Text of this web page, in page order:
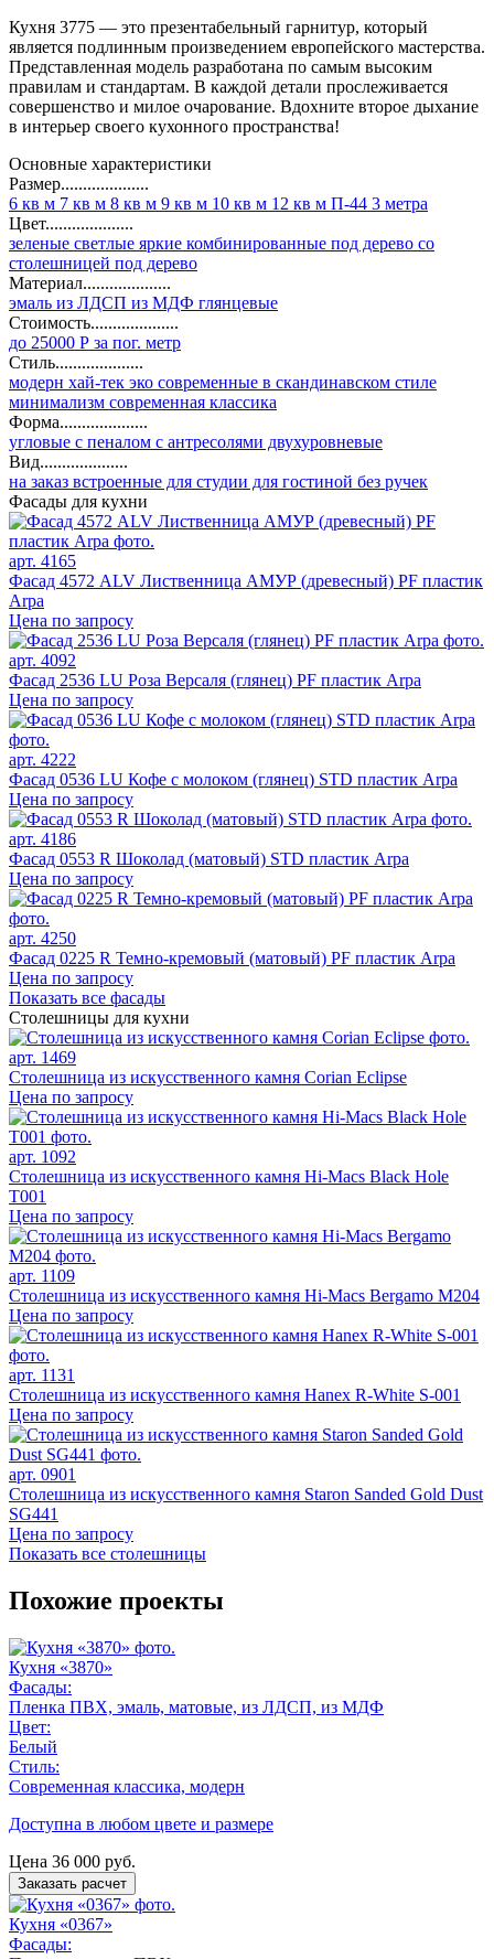
Кухня 3775 — это презентабельный гарнитур, который
является подлинным произведением европейского мастерства.
Представленная модель разработана по самым высоким
правилам и стандартам. В каждой детали прослеживается
совершенство и милое очарование. Вдохните второе дыхание
в интерьер своего кухонного пространства!
Основные характеристики
Размер....................
6 кв м 7 кв м 8 кв м 9 кв м 10 кв м 12 кв м П-44 3 метра
Цвет....................
зеленые светлые яркие комбинированные под дерево со
столешницей под дерево
Материал....................
эмаль из ЛДСП из МДФ глянцевые
Стоимость....................
до 25000 Р за пог. метр
Стиль....................
модерн хай-тек эко современные в скандинавском стиле
минимализм современная классика
Форма....................
угловые с пеналом с антресолями двухуровневые
Вид....................
на заказ встроенные для студии для гостиной без ручек
Фасады для кухни
арт. 4165
Фасад 4572 ALV Лиственница АМУР (древесный) PF пластик
Arpa
Цена по запросу
арт. 4092
Фасад 2536 LU Роза Версаля (глянец) PF пластик Arpa
Цена по запросу
арт. 4222
Фасад 0536 LU Кофе с молоком (глянец) STD пластик Arpa
Цена по запросу
арт. 4186
Фасад 0553 R Шоколад (матовый) STD пластик Arpa
Цена по запросу
арт. 4250
Фасад 0225 R Темно-кремовый (матовый) PF пластик Arpa
Цена по запросу
Показать все фасады
Столешницы для кухни
арт. 1469
Столешница из искусственного камня Corian Eclipse
Цена по запросу
арт. 1092
Столешница из искусственного камня Hi-Macs Black Hole
T001
Цена по запросу
арт. 1109
Столешница из искусственного камня Hi-Macs Bergamo M204
Цена по запросу
арт. 1131
Столешница из искусственного камня Hanex R-White S-001
Цена по запросу
арт. 0901
Столешница из искусственного камня Staron Sanded Gold Dust
SG441
Цена по запросу
Показать все столешницы
Похожие проекты
Кухня «3870»
Фасады:
Пленка ПВХ, эмаль, матовые, из ЛДСП, из МДФ
Цвет:
Белый
Стиль:
Современная классика, модерн
Доступна в любом цвете и размере
Цена 36 000 руб.
Заказать расчет
Кухня «0367»
Фасады: